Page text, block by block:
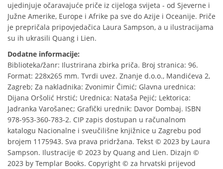
ujedinjuje očaravajuće priče iz cijeloga svijeta - od Sjeverne i
Južne Amerike, Europe i Afrike pa sve do Azije i Oceanije. Priče
je prepričala pripovjedačica Laura Sampson, a u ilustracijama
su ih ukrasili Quang i Lien.
Dodatne informacije:
Biblioteka/žanr: Ilustrirana zbirka priča. Broj stranica: 96.
Format: 228x265 mm. Tvrdi uvez. Znanje d.o.o., Mandićeva 2,
Zagreb; Za nakladnika: Zvonimir Čimić; Glavna urednica:
Dijana Oršolić Hrstić; Urednica: Nataša Pejić; Lektorica:
Jadranka Varošanec; Grafički urednik: Davor Dombaj. ISBN
978-953-360-783-2. CIP zapis dostupan u računalnom
katalogu Nacionalne i sveučilišne knjižnice u Zagrebu pod
brojem 1175943. Sva prava pridržana. Tekst © 2023 by Laura
Sampson. Ilustracije © 2023 by Quang and Lien. Dizajn ©
2023 by Templar Books. Copyright © za hrvatski prijevod